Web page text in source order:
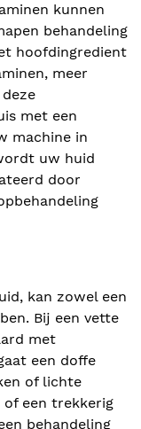
kunnen
behandeling
hoofdingredient
meer
deze
met een
machine in
uw huid
door
kan zowel een
Bij een vette
met
een doffe
of lichte
of een trekkerig
behandeling